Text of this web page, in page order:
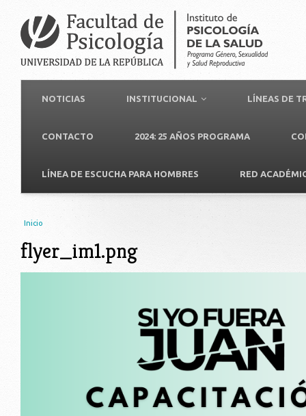
NOTICIAS INSTITUCIONAL LÍNEAS DE
CONTACTO 2024: 25 AÑOS PROGRAMA
LÍNEA DE ESCUCHA PARA HOMBRES RED
Usted está aquí
Inicio
flyer_im1.png